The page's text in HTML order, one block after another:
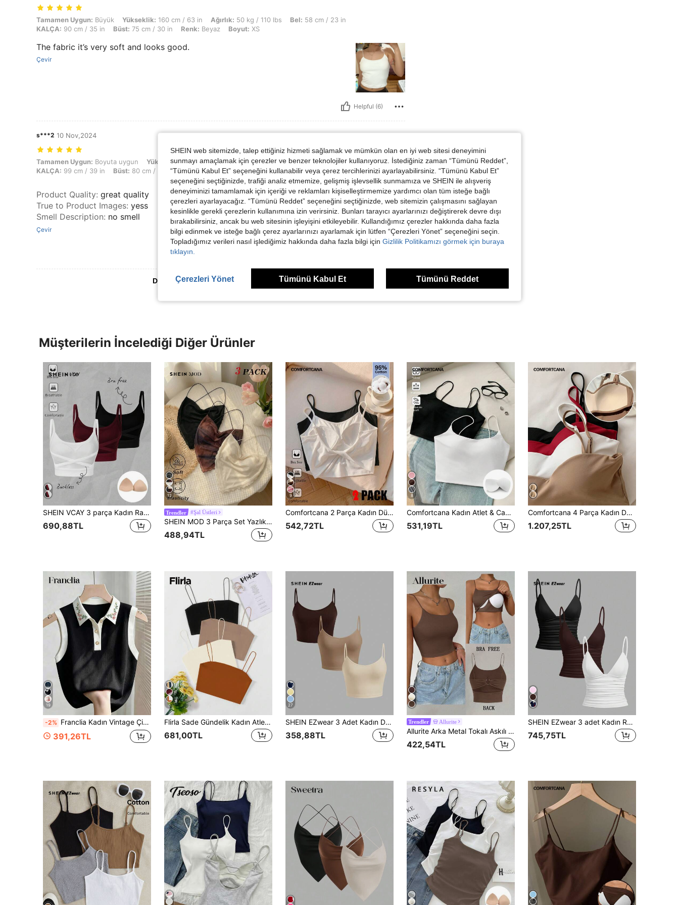
Tamamen Uygun: Büyük, Yükseklik: 160 cm / 63 in, Ağırlık: 50 kg / 110 lbs, Bel: 58 cm / 23 in, KALÇA: 90 cm / 35 in, Büst: 75 cm / 30 in, Renk: Beyaz, Boyut: XS
Tamamen Uygun: Büyük Yükseklik: 160 cm / 63 in Ağırlık: 50 kg / 110 lbs Bel: 58 cm / 23 in
KALÇA: 90 cm / 35 in Büst: 75 cm / 30 in Renk: Beyaz Boyut: XS
The fabric it’s very soft and looks good.
Çevir
Helpful (6)
s***2 10 Nov,2024
Tamamen Uygun: Boyuta uygun, Yükseklik: 157 cm / 62 in, Ağırlık: 43 kg / 95 lbs, Bel: 61 cm / 24 in, KALÇA: 99 cm / 39 in, Büst: 80 cm / 31 in, Renk: Beyaz, Boyut: XS
Tamamen Uygun: Boyuta uygun Yükseklik:157 cm / 62 in Ağırlık:43 kg / 95 lbs Bel:61 cm / 24 in
KALÇA: 99 cm / 39 in Büst: 80 cm / 31 in Renk: Beyaz Boyut:XS
Product Quality: great quality
True to Product Images: yess
Smell Description: no smell
Çevir
Daha Fazla Değerlendirme Görüntüle
Müşterilerin İncelediği Diğer Ürünler
SHEIN VCAY 3 parça Kadın Rahat Racerback Kırpılmış Atlet Üstleri Dahili Sütyenle, Yaz İçin Uygun
690,88TL
12
Trendler #Şal Üstleri
SHEIN MOD 3 Parça Set Yazlık Şık Tatil Kolsuz File Askılı Üst, Sallanan Yaka Kare Eşarp Etek Ucu, Y2K Boho Vintage Kadınlar İçin
488,94TL
9
Comfortcana 2 Parça Kadın Düz Renk Bükümlü Düğüm Detaylı Günlük Kullanım İçin Çok Yönlü Askılı Bluz
542,72TL
8
Comfortcana Kadın Atlet & Camiş
531,19TL
Comfortcana 4 Parça Kadın Dahili Dolgulu Sütyenli Crop Top, Yazlık Giyim
1.207,25TL
19
-2% Franclia Kadın Vintage Çiçek Desenli Kontrast Renkli Polo Yelek, Dikey Fitilli Kolsuz İnceltici İç Katman Siyah Üst
391,26TL
8
Flirla Sade Gündelik Kadın Atlet & Camiş
681,00TL
27
SHEIN EZwear 3 Adet Kadın Dar Kısa Günlük Atlet Yaz İçin Uygun
358,88TL
Trendler Allurite
Allurite Arka Metal Tokalı Askılı Atlet
422,54TL
SHEIN EZwear 3 adet Kadın Rahat Pileli İnce Atlet Göğüs Bardakları ile Yaz İçin Uygun
745,75TL
SHEIN web sitemizde, talep ettiğiniz hizmeti sağlamak ve mümkün olan en iyi web sitesi deneyimini
sunmayı amaçlamak için çerezler ve benzer teknolojiler kullanıyoruz. İstediğiniz zaman “Tümünü Reddet”,
“Tümünü Kabul Et” seçeneğini kullanabilir veya çerez tercihlerinizi ayarlayabilirsiniz. “Tümünü Kabul Et”
seçeneğini seçtiğinizde, trafiği analiz etmemize, gelişmiş işlevsellik sunmamıza ve SHEIN ile alışveriş
deneyiminizi tamamlamak için içeriği ve reklamları kişiselleştirmemize yardımcı olan tüm isteğe bağlı
çerezleri ayarlayacağız. “Tümünü Reddet” seçeneğini seçtiğinizde, web sitemizin çalışmasını sağlayan
kesinlikle gerekli çerezlerin kullanımına izin verirsiniz. Bunları tarayıcı ayarlarınızı değiştirerek devre dışı
bırakabilirsiniz, ancak bu web sitesinin işleyişini etkileyebilir. Kullandığımız çerezler hakkında daha fazla
bilgi edinmek ve isteğe bağlı çerez ayarlarınızı ayarlamak için lütfen “Çerezleri Yönet” seçeneğini seçin.
Topladığımız verileri nasıl işlediğimiz hakkında daha fazla bilgi için Gizlilik Politikamızı görmek için buraya
tıklayın.
Çerezleri Yönet Tümünü Kabul Et Tümünü Reddet